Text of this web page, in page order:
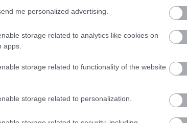
me personalized advertising.
storage related to analytics like cookies on
apps.
storage related to functionality of the website
storage related to personalization.
A világ
Számos
tanszékek
Régi és ritka
érdekes és
Irodalmi és
A rangos